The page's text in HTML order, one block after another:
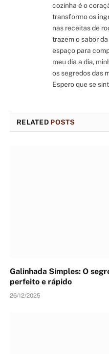
cozinha é o
transformo os
nas receitas de
trazem o sabor
espaço para
meu dia a dia,
os segredos das
Espero que se
RELATED POSTS
Galinhada Simples: O
perfeito e rápido
26/12/2025